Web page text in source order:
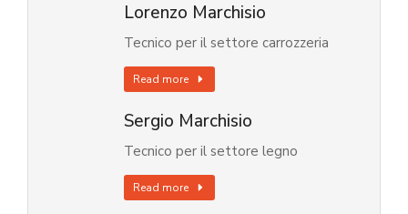
Lorenzo Marchisio
Tecnico per il settore carrozzeria
Read more
Sergio Marchisio
Tecnico per il settore legno
Read more